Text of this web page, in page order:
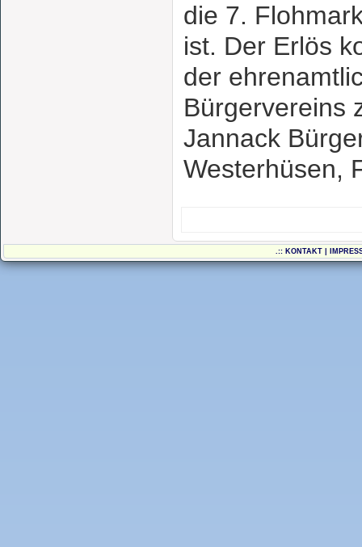
die 7.
ist. Der Erlös
der
Bürgervereins
Jannack
Westerhüsen,
.:: KONTAKT|